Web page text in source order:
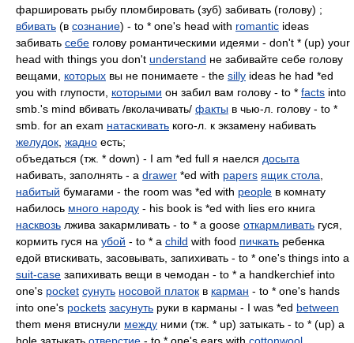
фаршировать рыбу пломбировать (зуб) забивать (голову) ;
вбивать (в сознание) - to * one's head with romantic ideas
забивать себе голову романтическими идеями - don't * (up) your
head with things you don't understand не забивайте себе голову
вещами, которых вы не понимаете - the silly ideas he had *ed
you with глупости, которыми он забил вам голову - to * facts into
smb.'s mind вбивать /вколачивать/ факты в чью-л. голову - to *
smb. for an exam натаскивать кого-л. к экзамену набивать
желудок жадно есть;
объедаться (тж. * down) - I am *ed full я наелся досыта
набивать, заполнять - a drawer *ed with papers ящик стола
набитый бумагами - the room was *ed with people в комнату
набилось много народу - his book is *ed with lies его книга
насквозь лжива закармливать - to * a goose откармливать гуся,
кормить гуся на убой - to * a child with food пичкать ребенка
едой втискивать, засовывать, запихивать - to * one's things into a
suit-case запихивать вещи в чемодан - to * a handkerchief into
one's pocket сунуть носовой платок в карман - to * one's hands
into one's pockets засунуть руки в карманы - I was *ed between
them меня втиснули между ними (тж. * up) затыкать - to * (up) a